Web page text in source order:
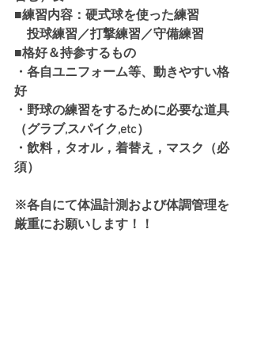
■練習内容：硬式球を使った練習
投球練習／打撃練習／守備練習
■格好＆持参するもの
・各自ユニフォーム等、動きやすい格
好
・野球の練習をするために必要な道具
（グラブ,スパイク,etc）
・飲料，タオル，着替え，マスク（必
須）
※各自にて体温計測および体調管理を
厳重にお願いします！！